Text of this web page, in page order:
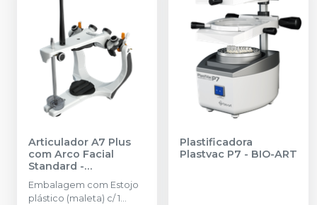
Articulador A7 Plus
com Arco Facial
Standard -
Padronizado
ART
Embalagem com Estojo
plástico (maleta) c/ 1
Plastificadora
Plastvac P7 - BIO-ART